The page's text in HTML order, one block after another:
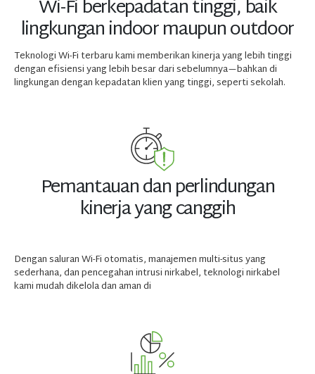
Wi-Fi berkepadatan tinggi, baik
lingkungan indoor maupun outdoor
Teknologi Wi-Fi terbaru kami memberikan kinerja yang lebih tinggi
dengan efisiensi yang lebih besar dari sebelumnya—bahkan di
lingkungan dengan kepadatan klien yang tinggi, seperti sekolah.
Pemantauan dan perlindungan
kinerja yang canggih
Dengan saluran Wi-Fi otomatis, manajemen multi-situs yang
sederhana, dan pencegahan intrusi nirkabel, teknologi nirkabel
kami mudah dikelola dan aman di